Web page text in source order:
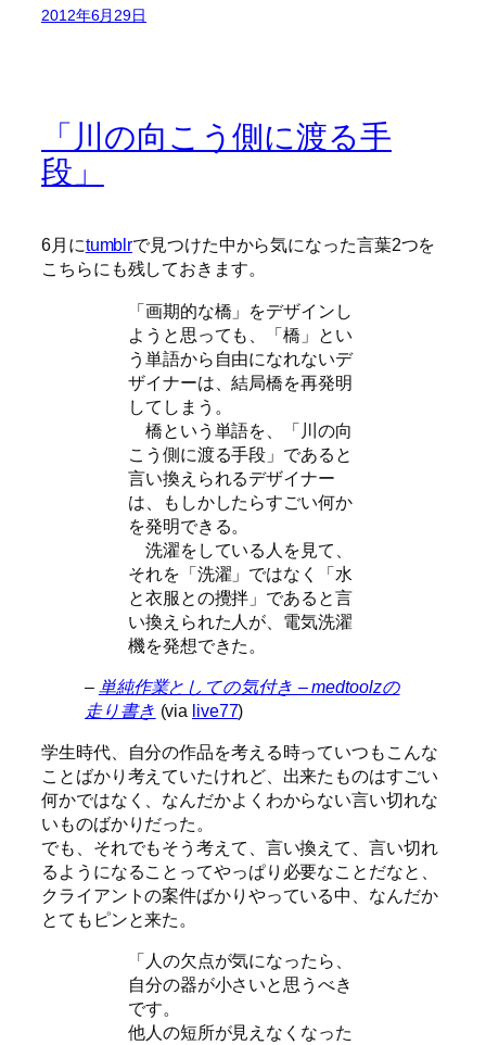
2012年6月29日
「川の向こう側に渡る手
段」
6月にtumblrで見つけた中から気になった言葉2つを
こちらにも残しておきます。
「画期的な橋」をデザインし
ようと思っても、「橋」とい
う単語から自由になれないデ
ザイナーは、結局橋を再発明
してしまう。
橋という単語を、「川の向
こう側に渡る手段」であると
言い換えられるデザイナー
は、もしかしたらすごい何か
を発明できる。
洗濯をしている人を見て、
それを「洗濯」ではなく「水
と衣服との攪拌」であると言
い換えられた人が、電気洗濯
機を発想できた。
– 単純作業としての気付き – medtoolzの
走り書き (via live77)
学生時代、自分の作品を考える時っていつもこんな
ことばかり考えていたけれど、出来たものはすごい
何かではなく、なんだかよくわからない言い切れな
いものばかりだった。
でも、それでもそう考えて、言い換えて、言い切れ
るようになることってやっぱり必要なことだなと、
クライアントの案件ばかりやっている中、なんだか
とてもピンと来た。
「人の欠点が気になったら、
自分の器が小さいと思うべき
です。
他人の短所が見えなくなった